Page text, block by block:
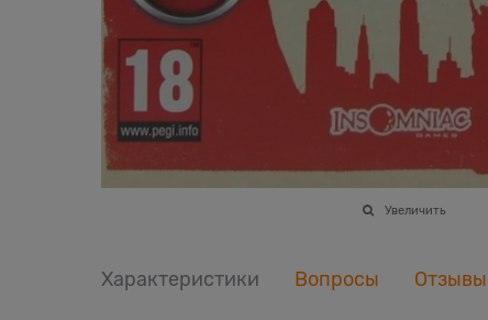
Увеличить
Характеристики Вопросы Отзывы